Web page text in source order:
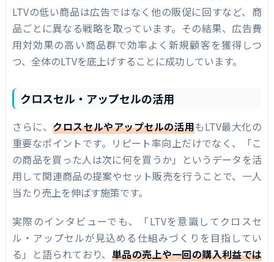
LTVの低い商品は広告ではなく他の販促に回すなど、商
品ごとに異なる戦略を取っています。その結果、広告費
用対効果の高い商品群で効率よく新規顧客を獲得しつ
つ、全体のLTVを底上げすることに成功しています。
クロスセル・アップセルの活用
さらに、クロスセルやアップセルの活用もLTV最大化の
重要なポイントです。リピート率向上だけでなく、「こ
の商品を買った人は次に何を買うか」というデータを活
用して関連商品の提案やセット販売を行うことで、一人
当たり売上を伸ばす施策です。
実際のインタビューでも、「LTVを意識してクロスセ
ル・アップセルが見込める仕組みづくりを目指してい
る」と語られており、 単品の売上や一回の購入利益では